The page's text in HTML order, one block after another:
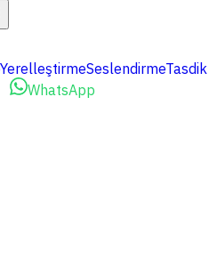
YerelleştirmeSeslendirmeTasdik
WhatsApp